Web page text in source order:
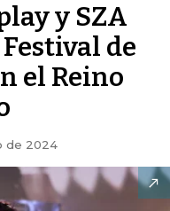
y SZA
de
el Reino
de 2024